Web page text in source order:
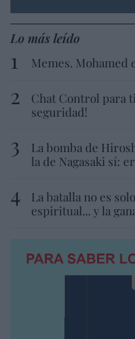
Lo más leído
Memes. Mohamed
Chat Control para
seguridad!
La bomba de
la de Nagasaki sí:
La batalla no es
espiritual... y la